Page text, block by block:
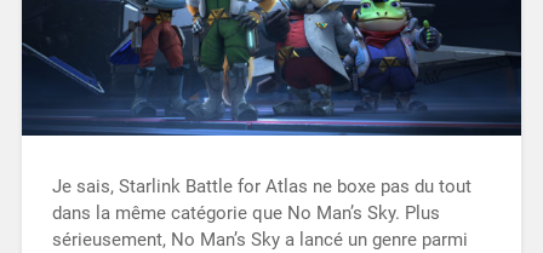
Je sais, Starlink Battle for Atlas ne boxe pas du tout
dans la même catégorie que No Man’s Sky. Plus
sérieusement, No Man’s Sky a lancé un genre parmi